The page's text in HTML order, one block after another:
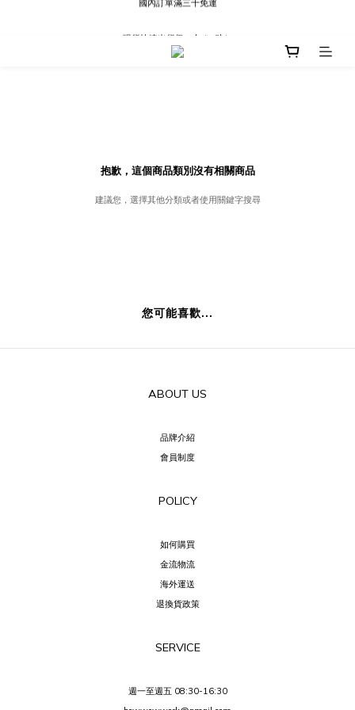
現貨快速出貨∣Ready to Ship
抱歉，這個商品類別沒有相關商品
建議您，選擇其他分類或者使用關鍵字搜尋
您可能喜歡...
ABOUT US
品牌介紹
會員制度
POLICY
如何購買
金流物流
海外運送
退換貨政策
SERVICE
週一至週五 08:30-16:30